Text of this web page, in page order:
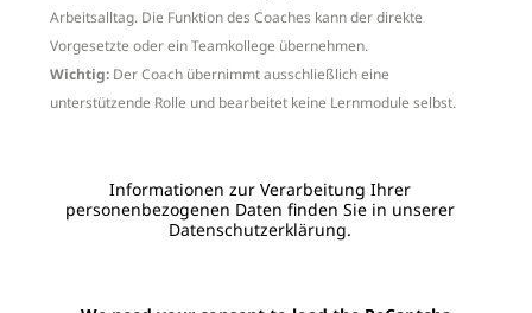
Arbeitsalltag. Die Funktion des Coaches kann der direkte
Vorgesetzte oder ein Teamkollege übernehmen.
Wichtig: Der Coach übernimmt ausschließlich eine
unterstützende Rolle und bearbeitet keine Lernmodule selbst.
Informationen zur Verarbeitung Ihrer
personenbezogenen Daten finden Sie in unserer
Datenschutzerklärung.